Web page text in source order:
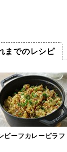
までのレシピ
ビーフカレーピラフ